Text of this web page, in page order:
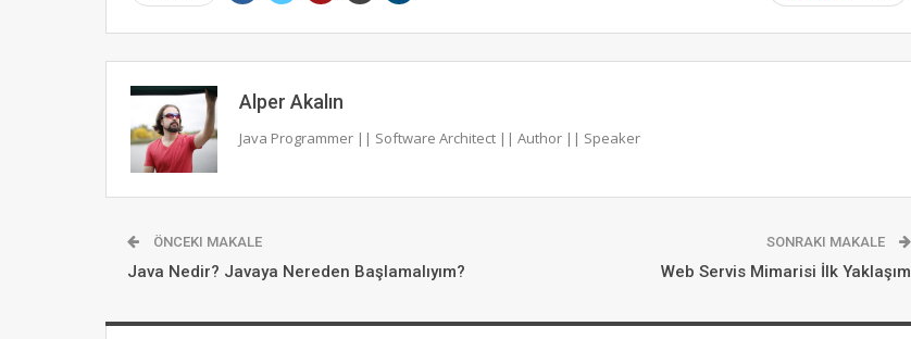
Alper Akalın
Java Programmer || Software Architect || Author || Speaker
ÖNCEKI MAKALE
Java Nedir? Javaya Nereden Başlamalıyım?
SONRAKI MAKALE
Web Servis Mimarisi İlk Yaklaşım